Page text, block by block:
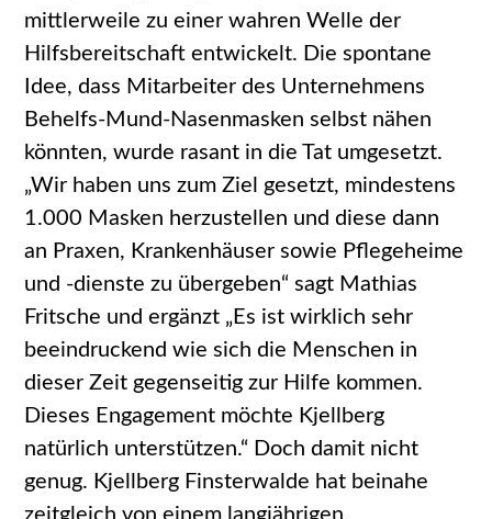
mittlerweile zu einer wahren Welle der
Hilfsbereitschaft entwickelt. Die spontane
Idee, dass Mitarbeiter des Unternehmens
Behelfs-Mund-Nasenmasken selbst nähen
könnten, wurde rasant in die Tat umgesetzt.
„Wir haben uns zum Ziel gesetzt, mindestens
1.000 Masken herzustellen und diese dann
an Praxen, Krankenhäuser sowie Pflegeheime
und -dienste zu übergeben“ sagt Mathias
Fritsche und ergänzt „Es ist wirklich sehr
beeindruckend wie sich die Menschen in
dieser Zeit gegenseitig zur Hilfe kommen.
Dieses Engagement möchte Kjellberg
natürlich unterstützen.“ Doch damit nicht
genug. Kjellberg Finsterwalde hat beinahe
zeitgleich von einem langjährigen,